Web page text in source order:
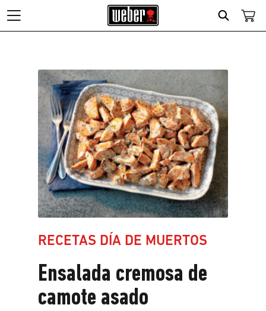
Search
Recetas
Día
de
Muertos
Ensalada
cremosa
de
camote
asado
RECETAS DÍA DE MUERTOS
Ensalada cremosa de
camote asado